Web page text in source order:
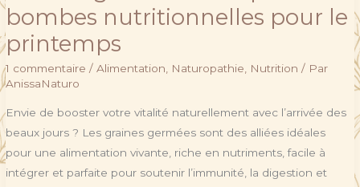
bombes nutritionnelles pour le
printemps
1 commentaire /Alimentation, Naturopathie, Nutrition / Par
AnissaNaturo
Envie de booster votre vitalité naturellement avec l’arrivée des
beaux jours ? Les graines germées sont des alliées idéales
pour une alimentation vivante, riche en nutriments, facile à
intégrer et parfaite pour soutenir l’immunité, la digestion et